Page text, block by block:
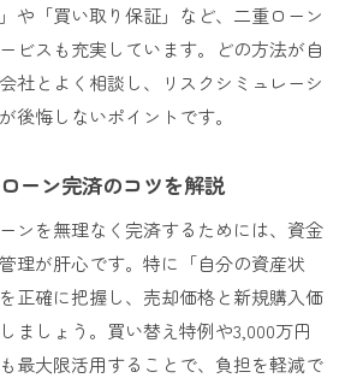
や「買い取り保証」など、二重ローン
ビスも充実しています。どの方法が自
社とよく相談し、リスクシミュレーシ
後悔しないポイントです。
ーン完済のコツを解説
ンを無理なく完済するためには、資金
理が肝心です。特に「自分の資産状
正確に把握し、売却価格と新規購入価
ましょう。買い替え特例や3,000万円
最大限活用することで、負担を軽減で